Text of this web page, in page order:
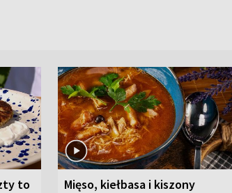
to
Mięso, kiełbasa i kiszony